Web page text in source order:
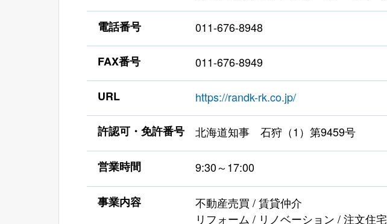
電話番号 011-676-8948
FAX番号 011-676-8949
URL https://randk-rk.co.jp/
許認可・免許番号 北海道知事 石狩（1）第9459号
営業時間 9:30～17:00
事業内容
不動産売買 / 賃貸仲介
リフォーム / リノベーション / 注文住宅